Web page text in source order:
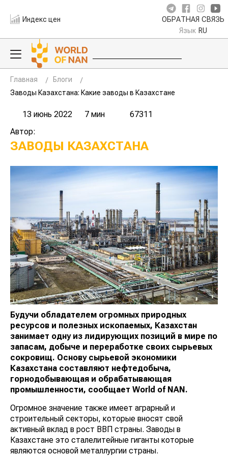
Индекс цен ОБРАТНАЯ СВЯЗЬ
Язык RU
Главная
Блоги
Заводы Казахстана: Какие заводы в Казахстане
13 июнь 2022 7 мин
67311
Автор:
ЗАВОДЫ КАЗАХСТАНА
Будучи обладателем огромных природных
ресурсов и полезных ископаемых, Казахстан
занимает однуиз лидирующих позиций в мире по
запасам, добыче и переработке своих сырьевых
сокровищ. Основу сырьевой экономики
Казахстана составляют нефтедобыча,
горнодобывающая и обрабатывающая
промышленности, сообщает World of NAN.
Огромное значение также имеет аграрный и
строительный секторы, которые вносят свой
активный вклад в рост ВВП страны. Заводы в
Казахстане это сталелитейные гиганты которые
являются основой металлургии страны.